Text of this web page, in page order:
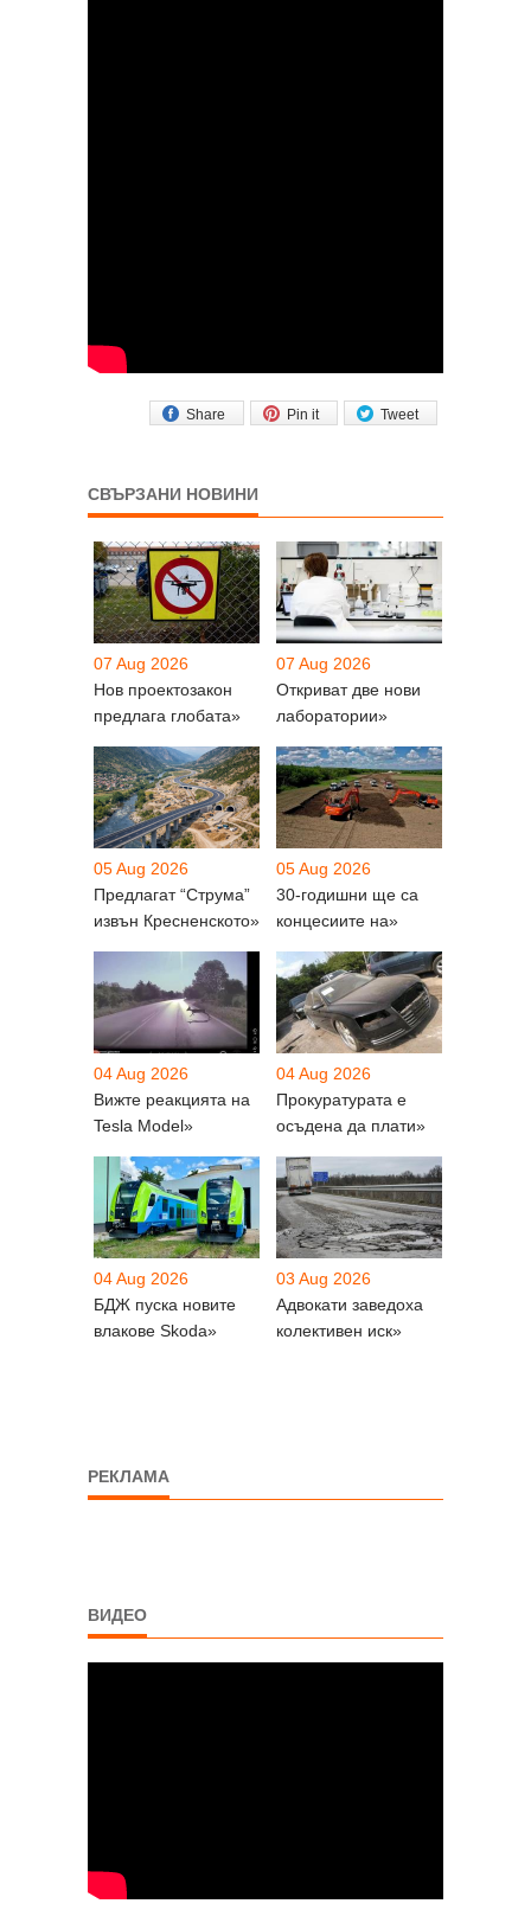
Tweet
Pin it
Share
СВЪРЗАНИ НОВИНИ
07 Aug 2026
Нов проектозакон
предлага глобата»
07 Aug 2026
Откриват две нови
лаборатории»
05 Aug 2026
Предлагат “Струма”
извън Кресненското»
05 Aug 2026
30-годишни ще са
концесиите на»
04 Aug 2026
Вижте реакцията на
Tesla Model»
04 Aug 2026
Прокуратурата е
осъдена да плати»
04 Aug 2026
БДЖ пуска новите
влакове Skoda»
03 Aug 2026
Адвокати заведоха
колективен иск»
РЕКЛАМА
ВИДЕО